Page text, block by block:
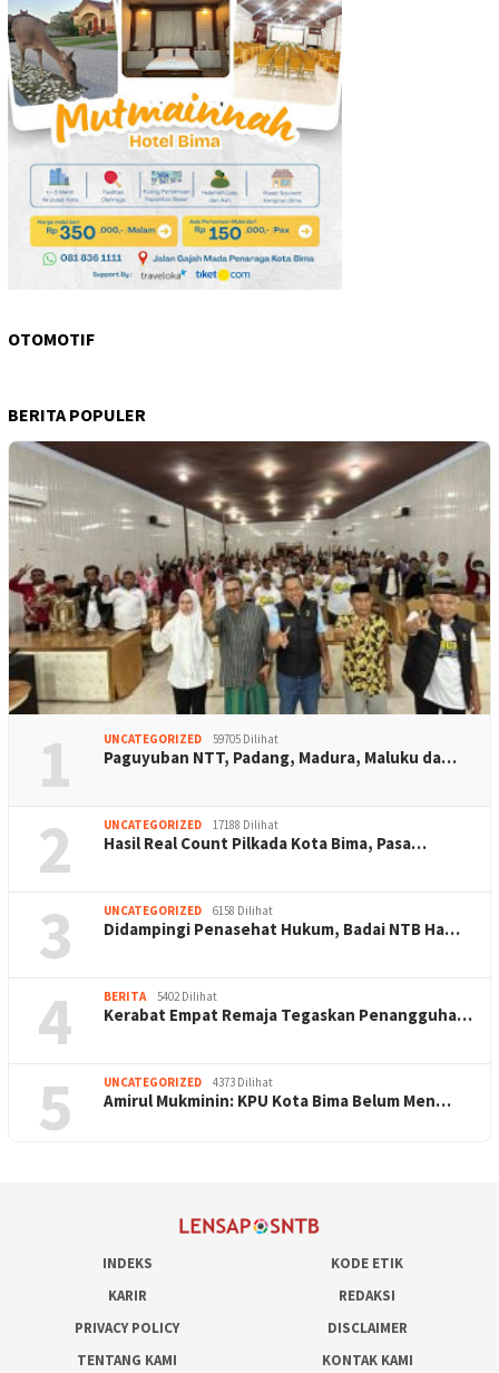
OTOMOTIF
BERITA POPULER
1 UNCATEGORIZED 59705 Dilihat
Paguyuban NTT, Padang, Madura, Maluku da…
2 UNCATEGORIZED 17188 Dilihat
Hasil Real Count Pilkada Kota Bima, Pasa…
3 UNCATEGORIZED 6158 Dilihat
Didampingi Penasehat Hukum, Badai NTB Ha…
4 BERITA 5402 Dilihat
Kerabat Empat Remaja Tegaskan Penangguha…
5 UNCATEGORIZED 4373 Dilihat
Amirul Mukminin: KPU Kota Bima Belum Men…
INDEKS
KODE ETIK
KARIR
REDAKSI
PRIVACY POLICY
DISCLAIMER
TENTANG KAMI
KONTAK KAMI